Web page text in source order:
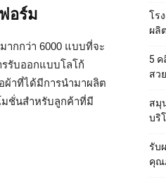
อร์ม
ากกว่า 6000 แบบที่จะ
รรับออกแบบโลโก้
ผ้าที่ได้มีการนำมาผลิต
มชั่นสำหรับลูกค้าที่มี
โร
ผลิ
5
สว
สมุ
บริ
รับ
คุณ